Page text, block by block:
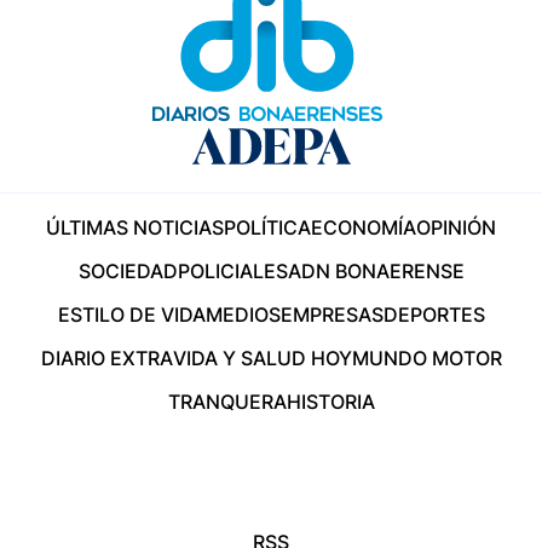
ÚLTIMAS NOTICIASPOLÍTICAECONOMÍAOPINIÓN
SOCIEDADPOLICIALESADN BONAERENSE
ESTILO DE VIDAMEDIOSEMPRESASDEPORTES
DIARIO EXTRAVIDA Y SALUD HOYMUNDO MOTOR
TRANQUERAHISTORIA
RSS